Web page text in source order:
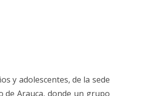
y adolescentes, de la sede
de Arauca, donde un grupo